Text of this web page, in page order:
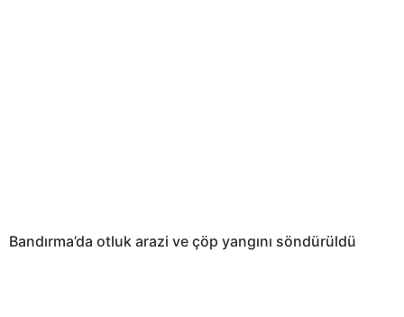
Bandırma’da otluk arazi ve çöp yangını söndürüldü